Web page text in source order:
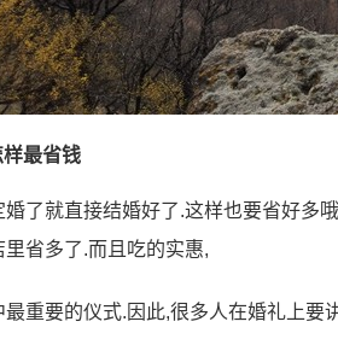
最省钱
婚了就直接结婚好了.这样也要省好多
里省多了.而且吃的实惠,
重要的仪式.因此,很多人在婚礼上要